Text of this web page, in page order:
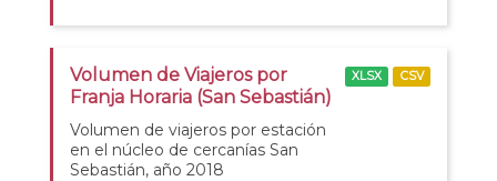
Volumen de Viajeros por
Franja Horaria (San Sebastián)
Volumen de viajeros por estación
en el núcleo de cercanías San
Sebastián, año 2018
XLSX CSV